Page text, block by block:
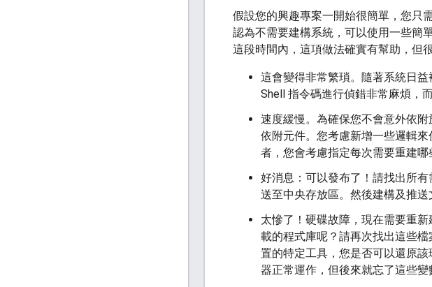
假設您的興趣專案一開始很簡單，您只
認為不需要建構系統，可以使用一些簡
這段時間內，這項做法確實有幫助，但
這會變得非常繁瑣。隨著系統日
Shell 指令碼進行偵錯非常麻煩，
速度緩慢。為確保您不會意外依
依附元件。您考慮新增一些邏輯
者，您會考慮指定每次需要重建哪
好消息：可以發布了！請找出所
送至中央存放區。然後建構及推
太慘了！硬碟故障，現在需要重
載的程式庫呢？請再次找出這些
置的特定工具，您是否可以還原
器正常運作，但後來就忘了這些變